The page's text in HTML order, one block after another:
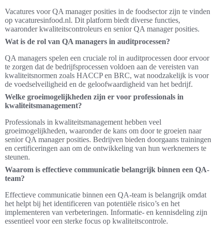
Vacatures voor QA manager posities in de foodsector zijn te vinden
op vacaturesinfood.nl. Dit platform biedt diverse functies,
waaronder kwaliteitscontroleurs en senior QA manager posities.
Wat is de rol van QA managers in auditprocessen?
QA managers spelen een cruciale rol in auditprocessen door ervoor
te zorgen dat de bedrijfsprocessen voldoen aan de vereisten van
kwaliteitsnormen zoals HACCP en BRC, wat noodzakelijk is voor
de voedselveiligheid en de geloofwaardigheid van het bedrijf.
Welke groeimogelijkheden zijn er voor professionals in
kwaliteitsmanagement?
Professionals in kwaliteitsmanagement hebben veel
groeimogelijkheden, waaronder de kans om door te groeien naar
senior QA manager posities. Bedrijven bieden doorgaans trainingen
en certificeringen aan om de ontwikkeling van hun werknemers te
steunen.
Waarom is effectieve communicatie belangrijk binnen een QA-
team?
Effectieve communicatie binnen een QA-team is belangrijk omdat
het helpt bij het identificeren van potentiële risico’s en het
implementeren van verbeteringen. Informatie- en kennisdeling zijn
essentieel voor een sterke focus op kwaliteitscontrole.